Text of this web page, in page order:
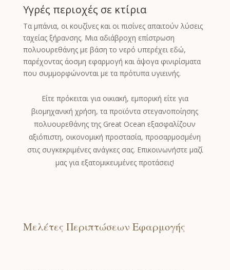
Υγρές περιοχές σε κτίρια
Τα μπάνια, οι κουζίνες και οι πισίνες απαιτούν λύσεις
ταχείας ξήρανσης. Μια αδιάβροχη επίστρωση
πολυουρεθάνης με βάση το νερό υπερέχει εδώ,
παρέχοντας άοσμη εφαρμογή και άψογα φινιρίσματα
που συμμορφώνονται με τα πρότυπα υγιεινής.
Είτε πρόκειται για οικιακή, εμπορική είτε για
βιομηχανική χρήση, τα προϊόντα στεγανοποίησης
πολυουρεθάνης της Great Ocean εξασφαλίζουν
αξιόπιστη, οικονομική προστασία, προσαρμοσμένη
στις συγκεκριμένες ανάγκες σας. Επικοινωνήστε μαζί
μας για εξατομικευμένες προτάσεις!
Μελέτες Περιπτώσεων Εφαρμογής
Thai
Vietnamese
Finnish
Croatian
Lithuanian
Myanmar
Urdu
Swahili
Amharic
Afrikaans
Hausa